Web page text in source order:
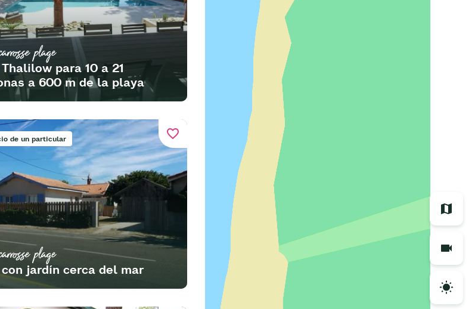
plage
para 10 a 21
a 600 m de la playa
favorite_border
de un particular
plage
jardín cerca del mar